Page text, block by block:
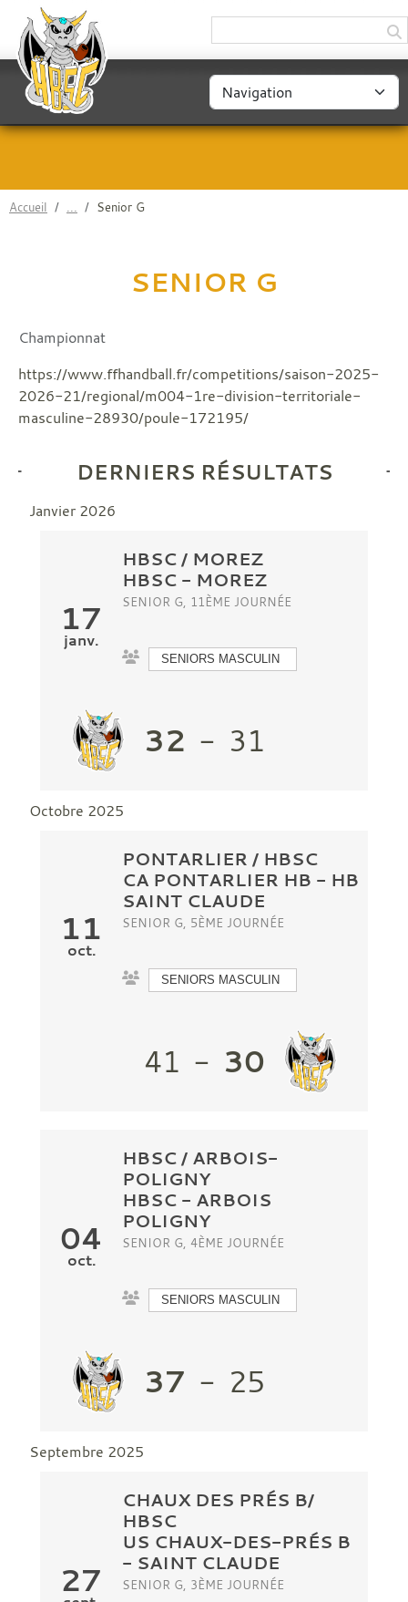
Accueil Senior G
SENIOR G
Championnat
https://www.ffhandball.fr/competitions/saison-2025-
2026-21/regional/m004-1re-division-territoriale-
masculine-28930/poule-172195/
DERNIERS RÉSULTATS
Janvier 2026
17
janv.
HBSC / MOREZ
HBSC - MOREZ
SENIOR G, 11ÈME JOURNÉE
SENIORS MASCULIN
32 - 31
Octobre 2025
11
oct.
PONTARLIER / HBSC
CA PONTARLIER HB - HB
SAINT CLAUDE
SENIOR G, 5ÈME JOURNÉE
SENIORS MASCULIN
41 - 30
04
oct.
HBSC / ARBOIS-
POLIGNY
HBSC - ARBOIS
POLIGNY
SENIOR G, 4ÈME JOURNÉE
SENIORS MASCULIN
37 - 25
Septembre 2025
27
CHAUX DES PRÉS B/
HBSC
US CHAUX-DES-PRÉS B
- SAINT CLAUDE
SENIOR G, 3ÈME JOURNÉE
Panneau de gestion des cookies